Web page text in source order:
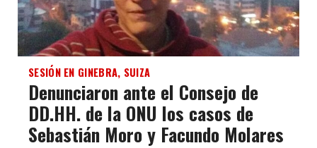
SESIÓN EN GINEBRA, SUIZA
Denunciaron ante el Consejo de
DD.HH. de la ONU los casos de
Sebastián Moro y Facundo Molares